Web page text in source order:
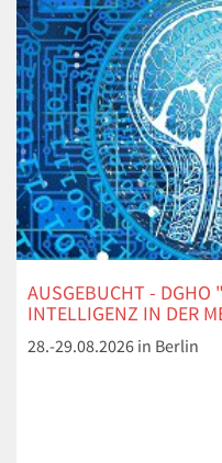
AUSGEBUCHT -
INTELLIGENZ IN DER
28.-29.08.2026 in Berlin